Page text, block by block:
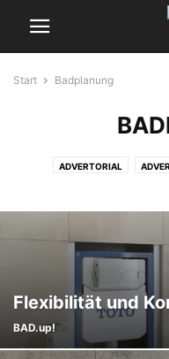
Start Badplanung
ADVERTORIAL
BADHEIZKÖRPER
MAGAZIN
SMART HOME
WELLNESS
Flexibilität und
BAD.up!